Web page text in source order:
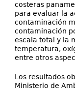
costeras
para evaluar la
contaminación
contaminación
escala total y la
temperatura,
entre otros
Los resultados
Ministerio de